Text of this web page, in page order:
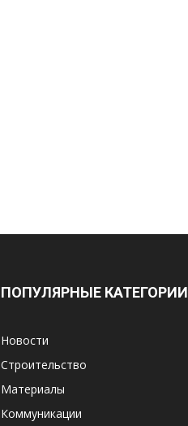
ПОПУЛЯРНЫЕ КАТЕГОРИИ
Новости
Строительство
Материалы
Коммуникации